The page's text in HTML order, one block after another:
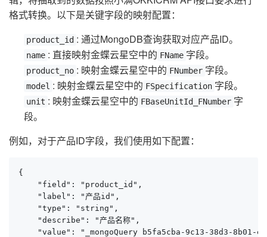
格式转换。以下是关键字段的映射配置：
product_id : 通过MongoDB查询获取对应产品ID。
name : 直接映射金蝶云星空中的 FName 字段。
product_no : 映射金蝶云星空中的 FNumber 字段。
model : 映射金蝶云星空中的 FSpecification 字段。
unit : 映射金蝶云星空中的 FBaseUnitId_FNumber 字
段。
例如，对于产品ID字段，我们使用如下配置：
{
    "field": "product_id",
    "label": "产品id",
    "type": "string",
    "describe": "产品名称",
"value": "_mongoQuery b5fa5cba-9c13-38d3-8b01-